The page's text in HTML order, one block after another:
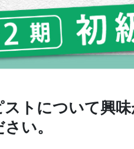
ストについて興
い。